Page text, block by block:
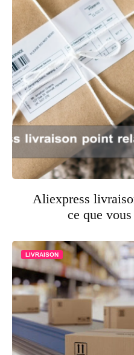
Aliexpress
ce que
LIVRAISON